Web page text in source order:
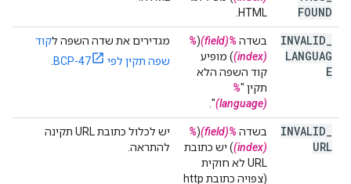
FOUND
HTML.
INVALID
LANGUAG
E
בשדה %(field)
(
%
(index)
) מופיע
קוד השפה הלא
תקין "%
(language)
".
מגדירים את שדה השפה לקוד
שפה תקין לפי BCP-47
INVALID
URL
בשדה %(field)
(
%
(index)
) יש כתובת
URL לא חוקית
(צפויה כתובת http
יש לכלול כתובת URL תקינה
להתראה.